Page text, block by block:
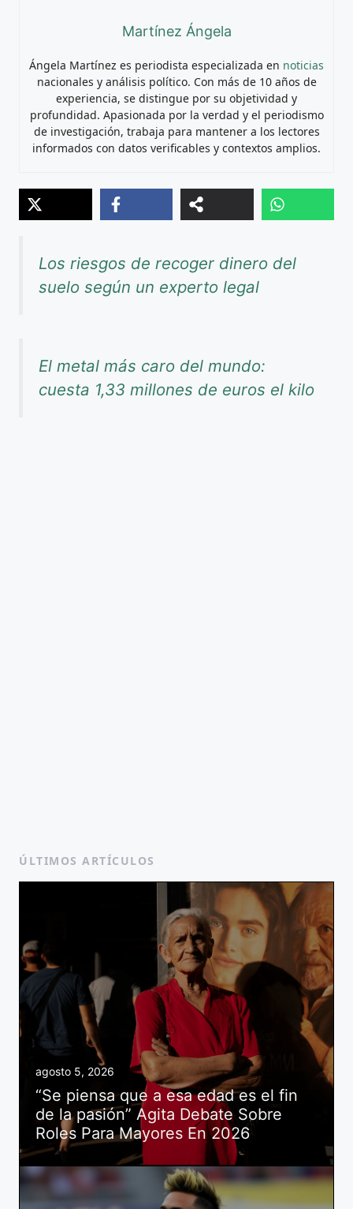
Martínez Ángela
Ángela Martínez es periodista especializada en noticias
nacionales y análisis político. Con más de 10 años de
experiencia, se distingue por su objetividad y
profundidad. Apasionada por la verdad y el periodismo
de investigación, trabaja para mantener a los lectores
informados con datos verificables y contextos amplios.
Los riesgos de recoger dinero del
suelo según un experto legal
El metal más caro del mundo:
cuesta 1,33 millones de euros el kilo
ÚLTIMOS ARTÍCULOS
agosto 5, 2026
“Se piensa que a esa edad es el fin
de la pasión” Agita Debate Sobre
Roles Para Mayores En 2026